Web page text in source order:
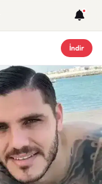
İndir